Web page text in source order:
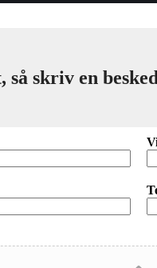
skriv en